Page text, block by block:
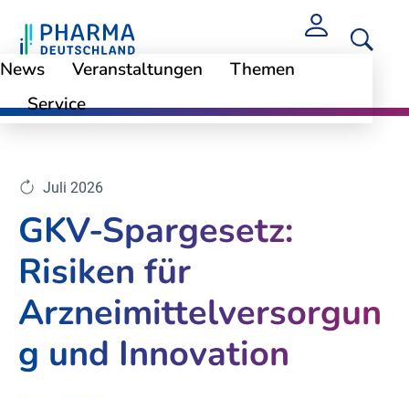
News Veranstaltungen
Themen
Service
Themen GKV-Beitragssatzstabilisierungsgesetz
Juli 2026
GKV-Spargesetz:
Risiken für
Arzneimittelversorgun
g und Innovation